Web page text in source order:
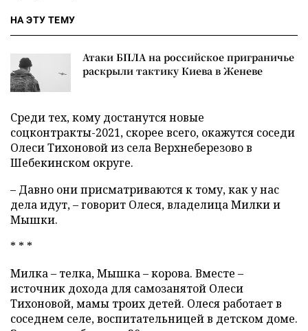
НА ЭТУ ТЕМУ
Атаки БПЛА на российское приграничье
раскрыли тактику Киева в Женеве
Среди тех, кому достанутся новые
соцконтракты-2021, скорее всего, окажутся соседи
Олеси Тихоновой из села Верхнеберезово в
Шебекинском округе.
– Давно они присматриваются к тому, как у нас
дела идут, – говорит Олеся, владелица Милки и
Мышки.
* * *
Милка – телка, Мышка – корова. Вместе –
источник дохода для самозанятой Олеси
Тихоновой, мамы троих детей. Олеся работает в
соседнем селе, воспитательницей в детском доме.